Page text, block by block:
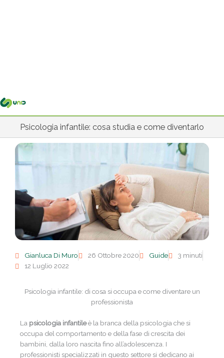
Psicologia infantile: cosa studia e come diventarlo
Gianluca Di Muro 26 Ottobre 2020 Guide
3 minuti
12 Luglio 2022
Psicologia infantile: di cosa si occupa e come diventare un
professionista
La psicologia infantileè la branca della psicologia che si
occupa del comportamento e della fase di crescita dei
bambini, dalla loro nascita fino all’adolescenza. I
professionisti specializzati in questo settore si dedicano ai